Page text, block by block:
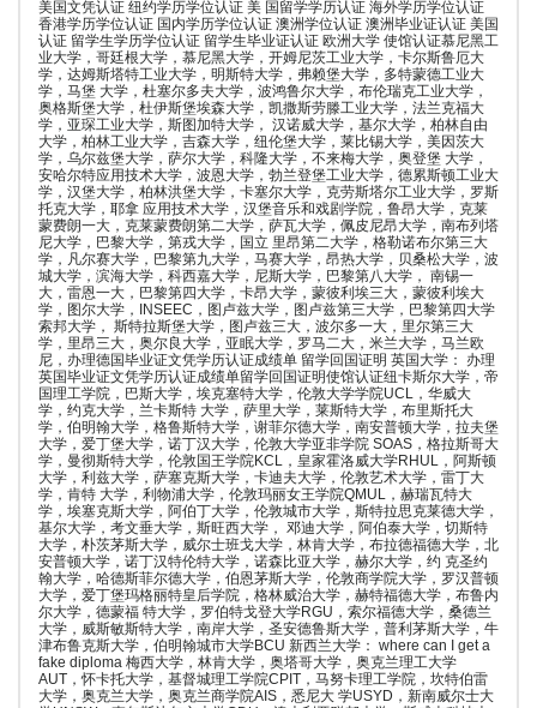
美国文凭认证 纽约学历学位认证 美 国留学学历认证 海外学历学位认证
香港学历学位认证 国内学历学位认证 澳洲学位认证 澳洲毕业证认证 美国
认证 留学生学历学位认证 留学生毕业证认证 欧洲大学 使馆认证慕尼黑工
业大学，哥廷根大学，慕尼黑大学，开姆尼茨工业大学，卡尔斯鲁厄大
学，达姆斯塔特工业大学，明斯特大学，弗赖堡大学，多特蒙德工业大
学，马堡 大学，杜塞尔多夫大学，波鸿鲁尔大学，布伦瑞克工业大学，
奥格斯堡大学，杜伊斯堡埃森大学，凯撒斯劳滕工业大学，法兰克福大
学，亚琛工业大学，斯图加特大学， 汉诺威大学，基尔大学，柏林自由
大学，柏林工业大学，吉森大学，纽伦堡大学，莱比锡大学，美因茨大
学，乌尔兹堡大学，萨尔大学，科隆大学，不来梅大学，奥登堡 大学，
安哈尔特应用技术大学，波恩大学，勃兰登堡工业大学，德累斯顿工业大
学，汉堡大学，柏林洪堡大学，卡塞尔大学，克劳斯塔尔工业大学，罗斯
托克大学，耶拿 应用技术大学，汉堡音乐和戏剧学院，鲁昂大学，克莱
蒙费朗一大，克莱蒙费朗第二大学，萨瓦大学，佩皮尼昂大学，南布列塔
尼大学，巴黎大学，第戎大学，国立 里昂第二大学，格勒诺布尔第三大
学，凡尔赛大学，巴黎第九大学，马赛大学，昂热大学，贝桑松大学，波
城大学，滨海大学，科西嘉大学，尼斯大学，巴黎第八大学， 南锡一
大，雷恩一大，巴黎第四大学，卡昂大学，蒙彼利埃三大，蒙彼利埃大
学，图尔大学，INSEEC，图卢兹大学，图卢兹第三大学，巴黎第四大学
索邦大学， 斯特拉斯堡大学，图卢兹三大，波尔多一大，里尔第三大
学，里昂三大，奥尔良大学，亚眠大学，罗马二大，米兰大学，马兰欧
尼，办理德国毕业证文凭学历认证成绩单 留学回国证明 英国大学： 办理
英国毕业证文凭学历认证成绩单留学回国证明使馆认证纽卡斯尔大学，帝
国理工学院，巴斯大学，埃克塞特大学，伦敦大学学院UCL，华威大
学，约克大学，兰卡斯特 大学，萨里大学，莱斯特大学，布里斯托大
学，伯明翰大学，格鲁斯特大学，谢菲尔德大学，南安普顿大学，拉夫堡
大学，爱丁堡大学，诺丁汉大学，伦敦大学亚非学院 SOAS，格拉斯哥大
学，曼彻斯特大学，伦敦国王学院KCL，皇家霍洛威大学RHUL，阿斯顿
大学，利兹大学，萨塞克斯大学，卡迪夫大学，伦敦艺术大学，雷丁大
学，肯特 大学，利物浦大学，伦敦玛丽女王学院QMUL，赫瑞瓦特大
学，埃塞克斯大学，阿伯丁大学，伦敦城市大学，斯特拉思克莱德大学，
基尔大学，考文垂大学，斯旺西大学， 邓迪大学，阿伯泰大学，切斯特
大学，朴茨茅斯大学，威尔士班戈大学，林肯大学，布拉德福德大学，北
安普顿大学，诺丁汉特伦特大学，诺森比亚大学，赫尔大学，约 克圣约
翰大学，哈德斯菲尔德大学，伯恩茅斯大学，伦敦商学院大学，罗汉普顿
大学，爱丁堡玛格丽特皇后学院，格林威治大学，赫特福德大学，布鲁内
尔大学，德蒙福 特大学，罗伯特戈登大学RGU，索尔福德大学，桑德兰
大学，威斯敏斯特大学，南岸大学，圣安德鲁斯大学，普利茅斯大学，牛
津布鲁克斯大学，伯明翰城市大学BCU 新西兰大学： where can I get a
fake diploma 梅西大学，林肯大学，奥塔哥大学，奥克兰理工大学
AUT，怀卡托大学，基督城理工学院CPIT，马努卡理工学院，坎特伯雷
大学，奥克兰大学，奥克兰商学院AIS，悉尼大 学USYD，新南威尔士大